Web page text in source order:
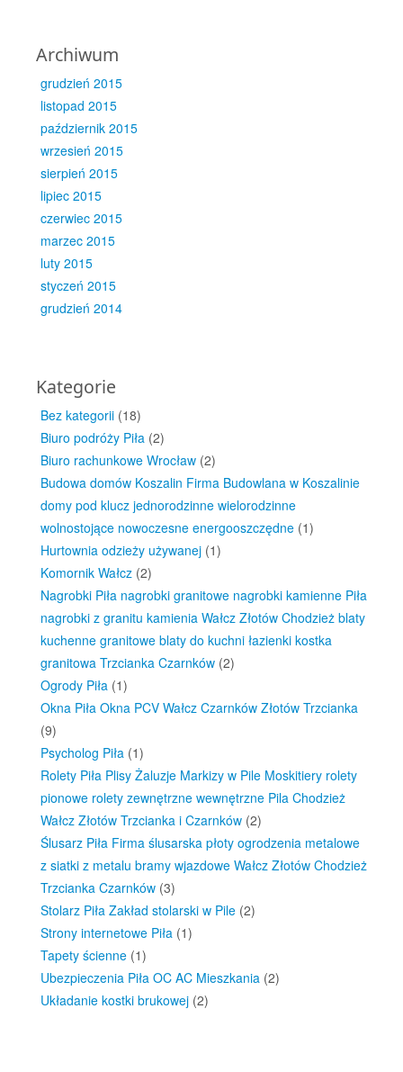
Archiwum
grudzień 2015
listopad 2015
październik 2015
wrzesień 2015
sierpień 2015
lipiec 2015
czerwiec 2015
marzec 2015
luty 2015
styczeń 2015
grudzień 2014
Kategorie
Bez kategorii (18)
Biuro podróży Piła (2)
Biuro rachunkowe Wrocław (2)
Budowa domów Koszalin Firma Budowlana w Koszalinie
domy pod klucz jednorodzinne wielorodzinne
wolnostojące nowoczesne energooszczędne (1)
Hurtownia odzieży używanej (1)
Komornik Wałcz (2)
Nagrobki Piła nagrobki granitowe nagrobki kamienne Piła
nagrobki z granitu kamienia Wałcz Złotów Chodzież blaty
kuchenne granitowe blaty do kuchni łazienki kostka
granitowa Trzcianka Czarnków (2)
Ogrody Piła (1)
Okna Piła Okna PCV Wałcz Czarnków Złotów Trzcianka
(9)
Psycholog Piła (1)
Rolety Piła Plisy Żaluzje Markizy w Pile Moskitiery rolety
pionowe rolety zewnętrzne wewnętrzne Pila Chodzież
Wałcz Złotów Trzcianka i Czarnków (2)
Ślusarz Piła Firma ślusarska płoty ogrodzenia metalowe
z siatki z metalu bramy wjazdowe Wałcz Złotów Chodzież
Trzcianka Czarnków (3)
Stolarz Piła Zakład stolarski w Pile (2)
Strony internetowe Piła (1)
Tapety ścienne (1)
Ubezpieczenia Piła OC AC Mieszkania (2)
Układanie kostki brukowej (2)